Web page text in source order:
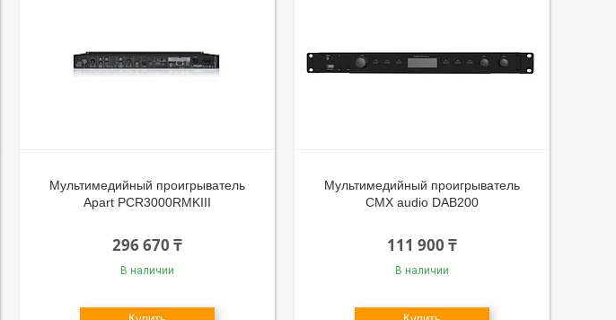
Мультимедийный проигрыватель
Apart PCR3000RMKIII
296 670 ₸
В наличии
Мультимедийный проигрыватель
CMX audio DAB200
111 900 ₸
В наличии